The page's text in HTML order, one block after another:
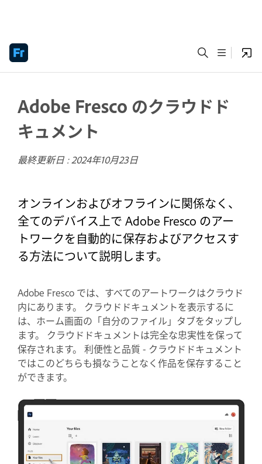
Adobe Fresco のクラウドド
キュメント
最終更新日 :2024年10月23日
オンラインおよびオフラインに関係なく、
全てのデバイス上で Adobe Fresco のアー
トワークを自動的に保存およびアクセスす
る方法について説明します。
Adobe Fresco では、すべてのアートワークはクラウド
内にあります。 クラウドドキュメントを表示するに
は、ホーム画面の「自分のファイル」タブをタップし
ます。 クラウドドキュメントは完全な忠実性を保って
保存されます。 利便性と品質 - クラウドドキュメント
ではこのどちらも損なうことなく作品を保存すること
ができます。